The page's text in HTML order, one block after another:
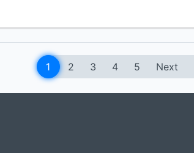
1 2 3 4 5 Next